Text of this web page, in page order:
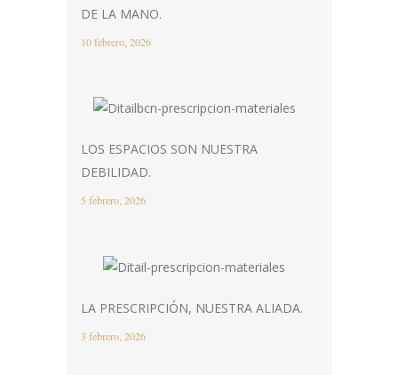
DE LA MANO.
10 febrero, 2026
LOS ESPACIOS SON NUESTRA
DEBILIDAD.
5 febrero, 2026
LA PRESCRIPCIÓN, NUESTRA ALIADA.
3 febrero, 2026